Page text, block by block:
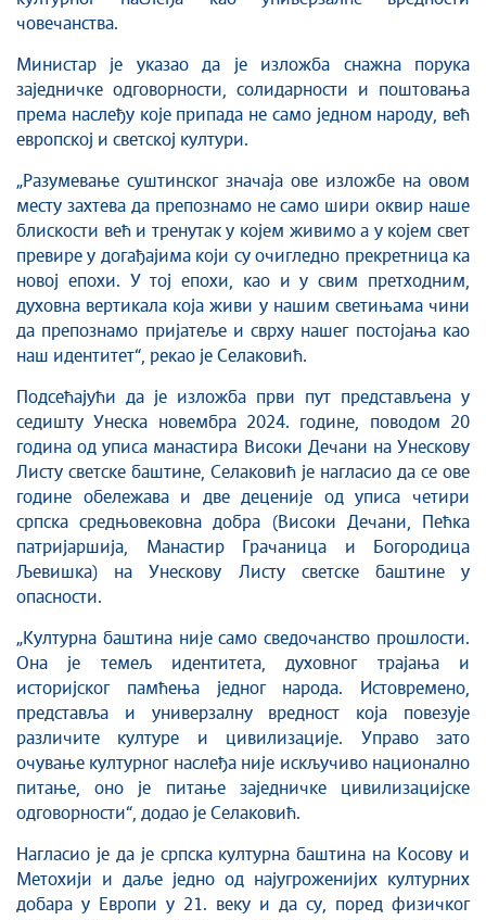
човечанства.
Министар је указао да је изложба снажна порука
заједничке одговорности, солидарности и поштовања
према наслеђу које припада не само једном народу, већ
европској и светској култури.
„Разумевање суштинског значаја ове изложбе на овом
месту захтева да препознамо не само шири оквир наше
блискости већ и тренутак у којем живимо а у којем свет
превире у догађајима који су очигледно прекретница ка
новој епохи. У тој епохи, као и у свим претходним,
духовна вертикала која живи у нашим светињама чини
да препознамо пријатеље и сврху нашег постојања као
наш идентитет“, рекао је Селаковић.
Подсећајући да је изложба први пут представљена у
седишту Унеска новембра 2024. године, поводом 20
година од уписа манастира Високи Дечани на Унескову
Листу светске баштине, Селаковић је нагласио да се ове
године обележава и две деценије од уписа четири
српска средњовековна добра (Високи Дечани, Пећка
патријаршија, Манастир Грачаница и Богородица
Љевишка) на Унескову Листу светске баштине у
опасности.
„Културна баштина није само сведочанство прошлости.
Она је темељ идентитета, духовног трајања и
историјског памћења једног народа. Истовремено,
представља и универзалну вредност која повезује
различите културе и цивилизације. Управо зато
очување културног наслеђа није искључиво национално
питање, оно је питање заједничке цивилизацијске
одговорности“, додао је Селаковић.
Нагласио је да је српска културна баштина на Косову и
Метохији и даље једно од најугроженијих културних
добара у Европи у 21. веку и да су, поред физичког